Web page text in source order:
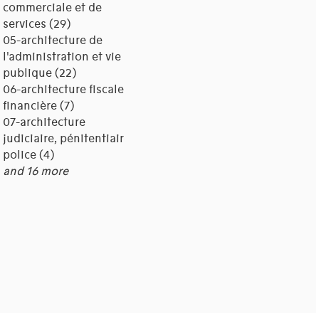
commerciale et de
services (29)
05-architecture de
l'administration et vie
publique (22)
06-architecture fiscale et
financière (7)
07-architecture
judiciaire, pénitentiaire,
police (4)
and 16 more